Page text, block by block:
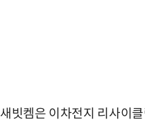
새빗켐은 이차전지 리사이